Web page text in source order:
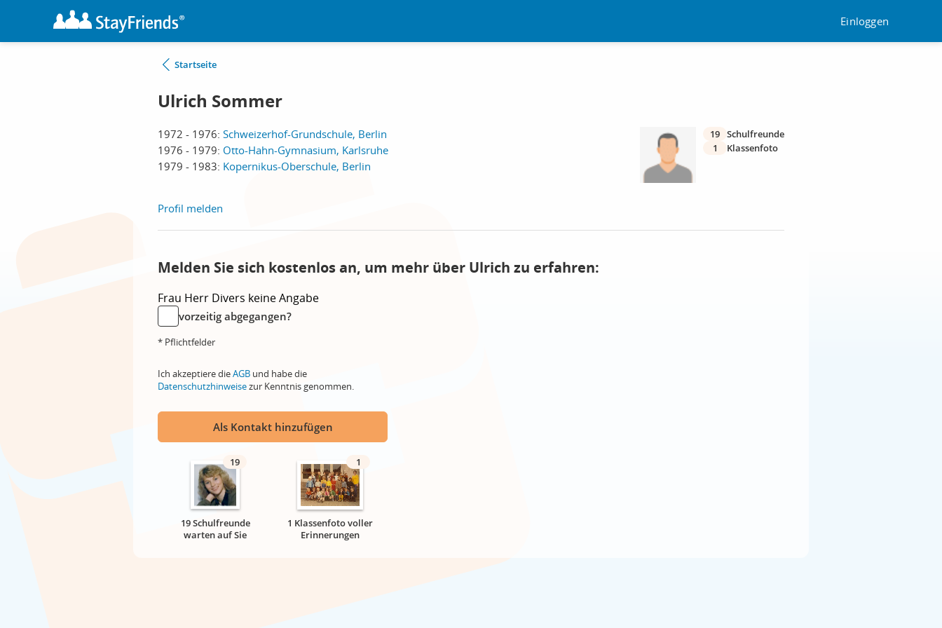
Einloggen
Startseite
Ulrich Sommer
1972 - 1976: Schweizerhof-Grundschule, Berlin
1976 - 1979: Otto-Hahn-Gymnasium, Karlsruhe
1979 - 1983: Kopernikus-Oberschule, Berlin
19 Schulfreunde
1
Klassenfoto
Profil melden
Melden Sie sich kostenlos an, um mehr über Ulrich zu erfahren:
Frau Herr Divers keine Angabe
vorzeitig abgegangen?
* Pflichtfelder
Ich akzeptiere dieAGB und habe die
Datenschutzhinweisezur Kenntnis genommen.
Als Kontakt hinzufügen
19
19 Schulfreunde
warten auf Sie
1
1 Klassenfoto voller
Erinnerungen